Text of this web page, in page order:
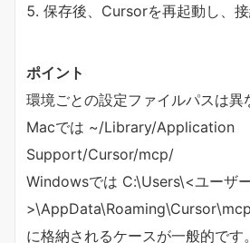
保存後、Cursorを再起動し、
ポイント
環境ごとの設定ファイルパスは異
Macでは ~/Library/Application
Support/Cursor/mcp/
Windowsでは C:\Users\<ユーザ
に格納されるケースが一般的です。